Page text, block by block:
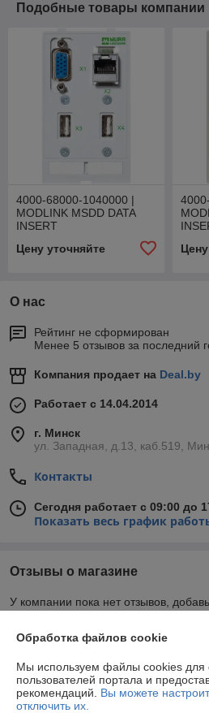
Подобные товары компании
4000-68000-1040000 |
MODLINK MSDD DATA
INSERT
Цену уточняйте
О нас
Рейтинг не сформирован
Менее 5 отзывов за последний
Компания продает на Deal.by
Работает с 14.04.2014
г. Минск
ул. Западная, д.13, каб.519,
Контакты
Сегодня работает с 09:00 до
Показать весь график
Отзывы о магазине
У компании пока нет отзывов,
Контакты
Обработка файлов cookie
Мы используем файлы cookies для
пользователей портала и
рекомендаций. Вы можете
отключить их.